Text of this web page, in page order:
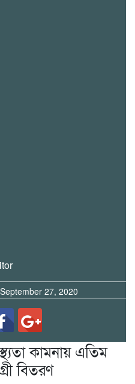
September 27, 2020
কামনায় এতিম
বিতরণ